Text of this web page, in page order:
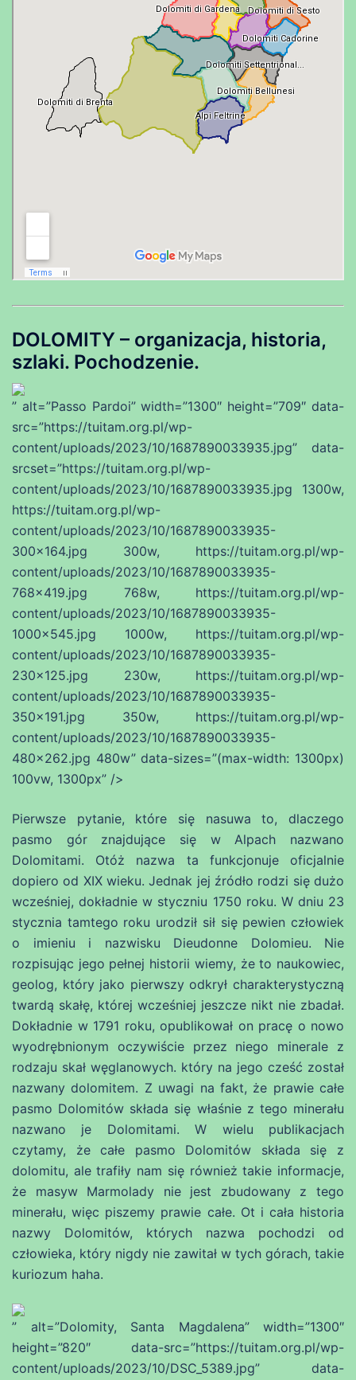
DOLOMITY – organizacja, historia,
szlaki. Pochodzenie.
” alt=”Passo Pardoi” width=”1300″ height=”709″ data-
src=”https://tuitam.org.pl/wp-
content/uploads/2023/10/1687890033935.jpg” data-
srcset=”https://tuitam.org.pl/wp-
content/uploads/2023/10/1687890033935.jpg 1300w,
https://tuitam.org.pl/wp-
content/uploads/2023/10/1687890033935-
300×164.jpg 300w, https://tuitam.org.pl/wp-
content/uploads/2023/10/1687890033935-
768×419.jpg 768w, https://tuitam.org.pl/wp-
content/uploads/2023/10/1687890033935-
1000×545.jpg 1000w, https://tuitam.org.pl/wp-
content/uploads/2023/10/1687890033935-
230×125.jpg 230w, https://tuitam.org.pl/wp-
content/uploads/2023/10/1687890033935-
350×191.jpg 350w, https://tuitam.org.pl/wp-
content/uploads/2023/10/1687890033935-
480×262.jpg 480w” data-sizes=”(max-width: 1300px)
100vw, 1300px” />
Pierwsze pytanie, które się nasuwa to, dlaczego
pasmo gór znajdujące się w Alpach nazwano
Dolomitami. Otóż nazwa ta funkcjonuje oficjalnie
dopiero od XIX wieku. Jednak jej źródło rodzi się dużo
wcześniej, dokładnie w styczniu 1750 roku. W dniu 23
stycznia tamtego roku urodził sił się pewien człowiek
o imieniu i nazwisku Dieudonne Dolomieu. Nie
rozpisując jego pełnej historii wiemy, że to naukowiec,
geolog, który jako pierwszy odkrył charakterystyczną
twardą skałę, której wcześniej jeszcze nikt nie zbadał.
Dokładnie w 1791 roku, opublikował on pracę o nowo
wyodrębnionym oczywiście przez niego minerale z
rodzaju skał węglanowych. który na jego cześć został
nazwany dolomitem. Z uwagi na fakt, że prawie całe
pasmo Dolomitów składa się właśnie z tego minerału
nazwano je Dolomitami. W wielu publikacjach
czytamy, że całe pasmo Dolomitów składa się z
dolomitu, ale trafiły nam się również takie informacje,
że masyw Marmolady nie jest zbudowany z tego
minerału, więc piszemy prawie całe. Ot i cała historia
nazwy Dolomitów, których nazwa pochodzi od
człowieka, który nigdy nie zawitał w tych górach, takie
kuriozum haha.
” alt=”Dolomity, Santa Magdalena” width=”1300″
height=”820″ data-src=”https://tuitam.org.pl/wp-
content/uploads/2023/10/DSC_5389.jpg” data-